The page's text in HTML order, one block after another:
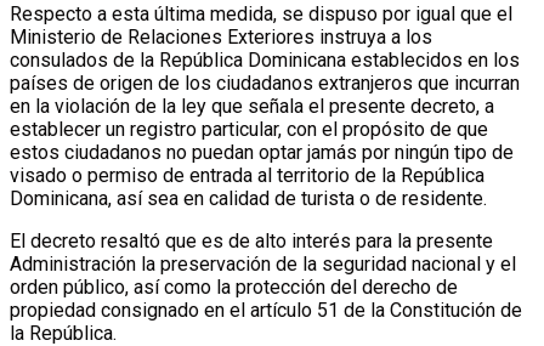
Respecto a esta última medida, se dispuso por igual que el
Ministerio de Relaciones Exteriores instruya a los
consulados de la República Dominicana establecidos en los
países de origen de los ciudadanos extranjeros que incurran
en la violación de la ley que señala el presente decreto, a
establecer un registro particular, con el propósito de que
estos ciudadanos no puedan optar jamás por ningún tipo de
visado o permiso de entrada al territorio de la República
Dominicana, así sea en calidad de turista o de residente.
El decreto resaltó que es de alto interés para la presente
Administración la preservación de la seguridad nacional y el
orden público, así como la protección del derecho de
propiedad consignado en el artículo 51 de la Constitución de
la República.